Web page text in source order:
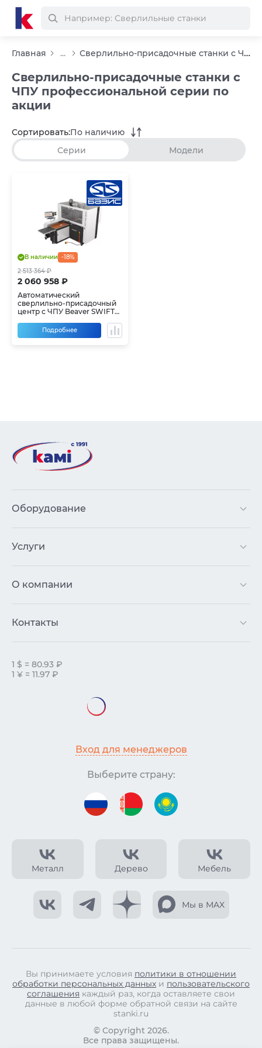
Главная ... Сверлильно-присадочные станки с ЧПУ профессиональной серии по акции
Сверлильно-присадочные станки с
ЧПУ профессиональной серии по
акции
Серии Модели
Сортировать:По наличию
-18%
В наличии
2 060 958 ₽
2 513 364 ₽
Автоматический
сверлильно-присадочный
центр с ЧПУ Beaver SWIFT
Подробнее
Металл Дерево Мебель
Мы в MAX
Оборудование
Услуги
О компании
Контакты
1 $ = 80.93 ₽
1 ¥ = 11.97 ₽
Вход для менеджеров
Выберите страну:
Вы принимаете условия политики в отношении
обработки персональных данных и пользовательского
соглашения каждый раз, когда оставляете свои
данные в любой форме обратной связи на сайте
stanki.ru
© Copyright 2026.
Все права защищены.